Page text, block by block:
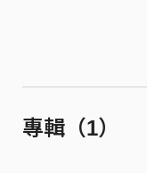
專輯（1）